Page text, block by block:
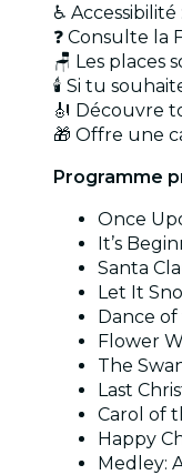
♿
❓ Consulte la
🪑 Les places
🕯️ Si tu
🎻 Découvre
🎁 Offre une
Programme
Once
It’s
Santa
Let It
Dance
Flower
The
Last
Carol of
Happy
Medley: